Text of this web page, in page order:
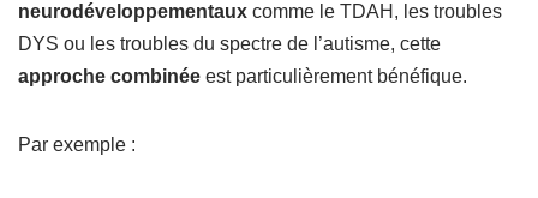
neurodéveloppementaux comme le TDAH, les troubles
DYS ou les troubles du spectre de l’autisme, cette
approche combinée est particulièrement bénéfique.
Par exemple :